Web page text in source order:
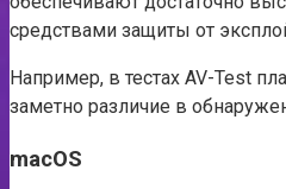
средствами защиты от
Например, в тестах AV-Test
заметно различие в
macOS